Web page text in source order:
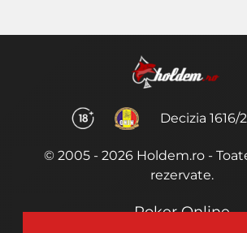
Decizia 1616/
© 2005 - 2026 Holdem.ro -
rezervate.
Poker Online